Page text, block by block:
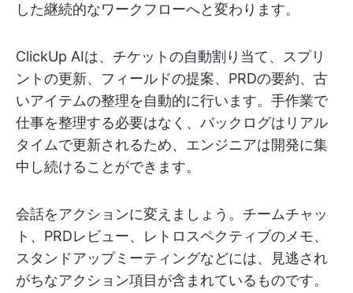
した継続的なワークフローへと変わります。
ClickUp AIは、チケットの自動割り当て、スプリ
ントの更新、フィールドの提案、PRDの要約、古
いアイテムの整理を自動的に行います。手作業で
仕事を整理する必要はなく、バックログはリアル
タイムで更新されるため、エンジニアは開発に集
中し続けることができます。
会話をアクションに変えましょう。チームチャッ
ト、PRDレビュー、レトロスペクティブのメモ、
スタンドアップミーティングなどには、見逃され
がちなアクション項目が含まれているものです。